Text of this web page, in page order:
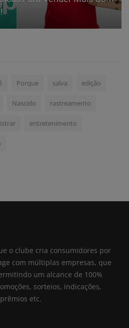
Porque salva edição
Nascido rastreamento
entretenimento
o clube cria consumidores por
com múltiplas empresas, que
um alcance de 100%
sorteios, indicações,
etc.